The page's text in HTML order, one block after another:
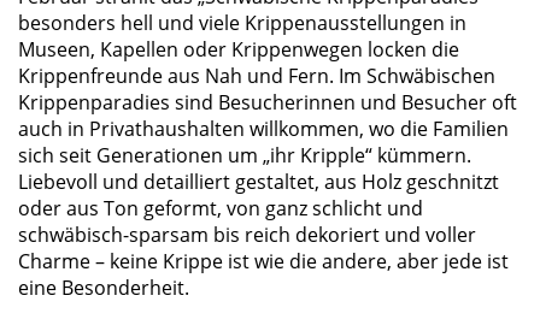
besonders hell und viele Krippenausstellungen in
Museen, Kapellen oder Krippenwegen locken die
Krippenfreunde aus Nah und Fern. Im Schwäbischen
Krippenparadies sind Besucherinnen und Besucher oft
auch in Privathaushalten willkommen, wo die Familien
sich seit Generationen um „ihr Kripple“ kümmern.
Liebevoll und detailliert gestaltet, aus Holz geschnitzt
oder aus Ton geformt, von ganz schlicht und
schwäbisch-sparsam bis reich dekoriert und voller
Charme – keine Krippe ist wie die andere, aber jede ist
eine Besonderheit.